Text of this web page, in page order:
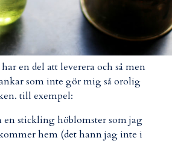
en del att leverera och så men
som inte gör mig så orolig
till exempel:
en stickling höblomster som jag
hem (det hann jag inte i